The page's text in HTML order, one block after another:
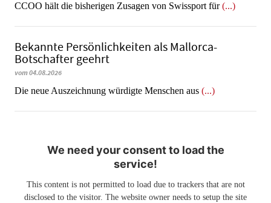
CCOO hält die bisherigen Zusagen von Swissport für(...)
Bekannte Persönlichkeiten als Mallorca-
Botschafter geehrt
vom 04.08.2026
Die neue Auszeichnung würdigte Menschen aus (...)
We need your consent to load the
service!
This content is not permitted to load due to trackers that are not
disclosed to the visitor. The website owner needs to setup the site